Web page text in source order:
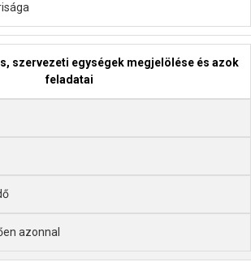
szervezeti egységek megjelölése és azok
feladatai
azonnal